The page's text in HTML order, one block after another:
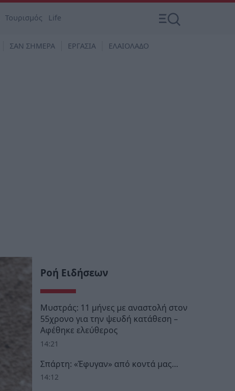
Τουρισμός Life
ΣΑΝ ΣΗΜΕΡΑ ΕΡΓΑΣΙΑ ΕΛΑΙΟΛΑΔΟ
Ροή Ειδήσεων
Μυστράς: 11 μήνες με αναστολή στον
55χρονο για την ψευδή κατάθεση –
Αφέθηκε ελεύθερος
14:21
Σπάρτη: «Έφυγαν» από κοντά μας…
14:12